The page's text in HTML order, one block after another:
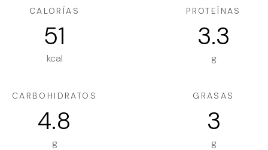
CALORÍAS
51
kcal
PROTEÍNAS
3.3
g
CARBOHIDRATOS
4.8
g
GRASAS
3
g